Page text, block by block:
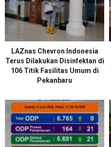
LAZnas Chevron Indonesia
Terus Dilakukan Disinfektan di
106 Titik Fasilitas Umum di
Pekanbaru